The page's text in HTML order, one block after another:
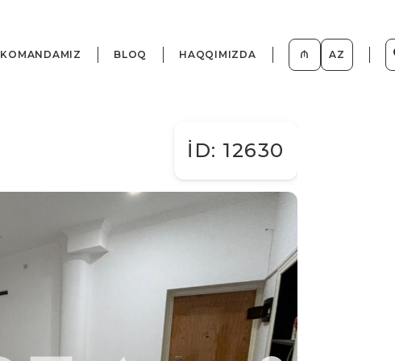
KOMANDAMIZ BLOQ HAQQIMIZDA ₼ AZ
İD: 12630